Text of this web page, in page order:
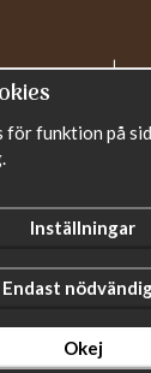
gärna!
för funktion på
Inställningar
Endast
Okej